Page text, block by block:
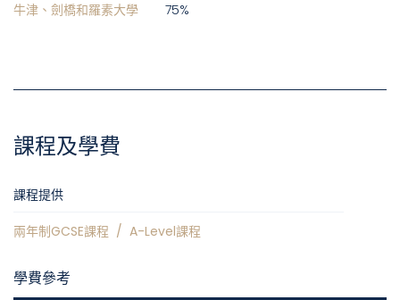
牛津、劍橋和羅素大學
75%
課程及學費
課程提供
兩年制GCSE課程 / A-Level課程
學費參考